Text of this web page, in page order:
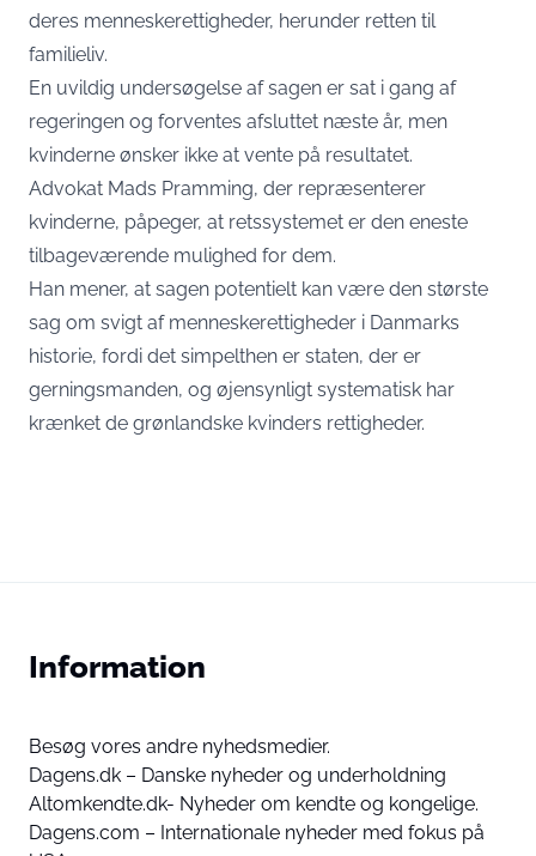
deres menneskerettigheder, herunder retten til
familieliv.
En uvildig undersøgelse af sagen er sat i gang af
regeringen og forventes afsluttet næste år, men
kvinderne ønsker ikke at vente på resultatet.
Advokat Mads Pramming, der repræsenterer
kvinderne, påpeger, at retssystemet er den eneste
tilbageværende mulighed for dem.
Han mener, at sagen potentielt kan være den største
sag om svigt af menneskerettigheder i Danmarks
historie, fordi det simpelthen er staten, der er
gerningsmanden, og øjensynligt systematisk har
krænket de grønlandske kvinders rettigheder.
Information
Besøg vores andre nyhedsmedier.
Dagens.dk – Danske nyheder og underholdning
Altomkendte.dk- Nyheder om kendte og kongelige.
Dagens.com – Internationale nyheder med fokus på